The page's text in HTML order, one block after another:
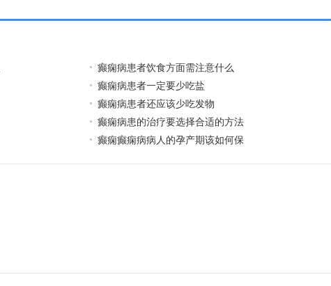
癫痫病患者饮食方面需注意什么
癫痫病患者一定要少吃盐
癫痫病患者还应该少吃发物
癫痫病患的治疗要选择合适的方法
癫痫癫痫病病人的孕产期该如何保